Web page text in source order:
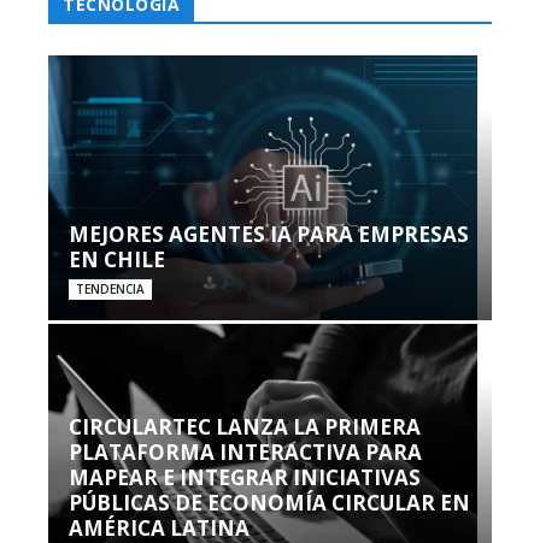
MEJORES AGENTES IA PARA EMPRESAS
EN CHILE
TENDENCIA
CIRCULARTEC LANZA LA PRIMERA
PLATAFORMA INTERACTIVA PARA
MAPEAR E INTEGRAR INICIATIVAS
PÚBLICAS DE ECONOMÍA CIRCULAR EN
AMÉRICA LATINA